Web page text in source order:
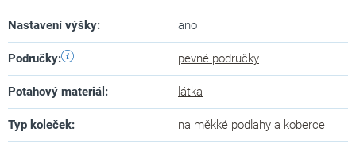
Nastavení výšky: ano
Područky: pevné područky
Potahový materiál : látka
Typ koleček: na měkké podlahy a koberce